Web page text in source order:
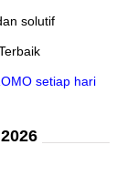
solutif
setiap hari